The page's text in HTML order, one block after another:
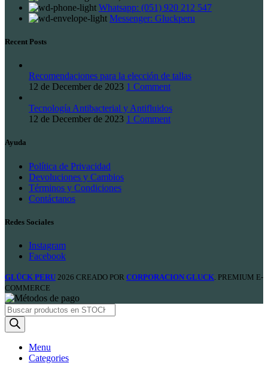
Whatsapp: (051) 920 212 547
Messenger: Gluckperu
Recent Posts
Recomendaciones para la elección de tallas
12 de December de 2023 1 Comment
Tecnología Antibacterial y Antifluidos
12 de December de 2023 1 Comment
Ayuda
Política de Privacidad
Devoluciones y Cambios
Términos y Condiciones
Contáctanos
Redes Sociales
Instagram
Facebook
GLÜCK PERU 2026 CREADO POR CORPORACION GLUCK . PREMIUM E-
COMMERCE
Products
search
Menu
Categories